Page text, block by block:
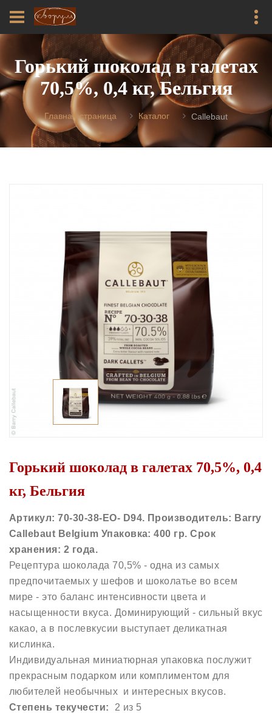
Горький шоколад в галетах
70,5%, 0,4 кг, Бельгия
Главная страница Каталог Callebaut
Горький шоколад в галетах 70,5%, 0,4
кг, Бельгия
Артикул: 70-30-38-EO- D94. Производитель: Barry
Callebaut Belgium Упаковка: 400 гр. Срок
хранения: 2 года.
Рецептура шоколада 70,5% - одна из самых
предпочитаемых у шефов и шоколатье во всем
мире - это баланс интенсивности цвета и
насыщенности вкуса. Доминирующий - сильный вкус
какао, а в послевкусии выступает деликатная
кислинка.
Индивидуальная миниатюрная упаковка послужит
прекрасным подарком или комплиментом для
любителей необычных и интересных вкусов.
Степень текучести:
2 из 5